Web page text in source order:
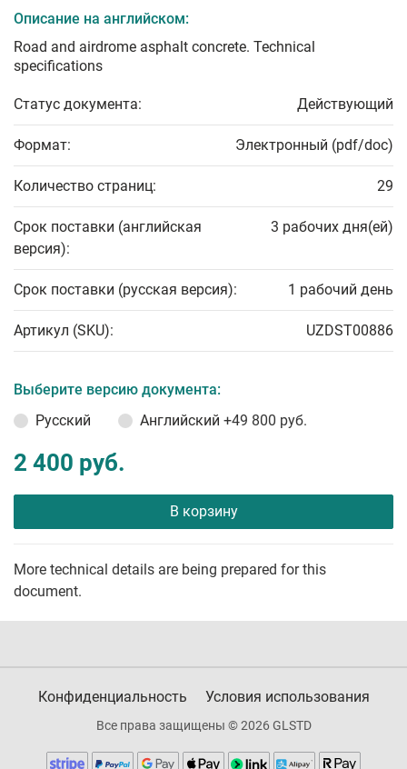
Описание на английском:
Road and airdrome asphalt concrete. Technical
specifications
Статус документа: Действующий
Формат: Электронный (pdf/doc)
Количество страниц: 29
Срок поставки (английская
версия):
3 рабочих дня(ей)
Срок поставки (русская версия): 1 рабочий день
Артикул (SKU): UZDST00886
Выберите версию документа:
Русский
Английский +49 800 руб.
2 400 руб.
В корзину
More technical details are being prepared for this
document.
Конфиденциальность Условия использования
Все права защищены © 2026 GLSTD